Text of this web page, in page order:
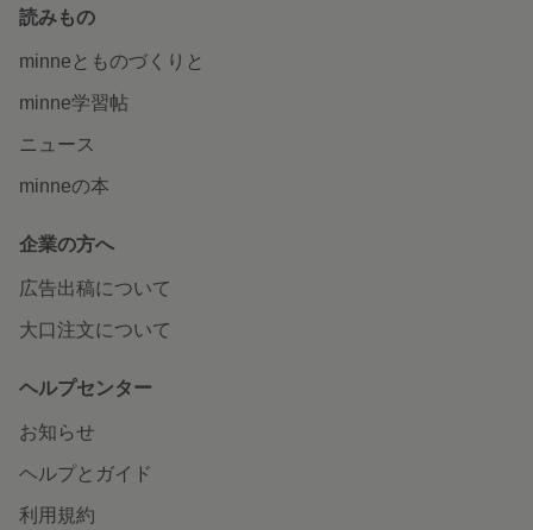
読みもの
minneとものづくりと
minne学習帖
ニュース
minneの本
企業の方へ
広告出稿について
大口注文について
ヘルプセンター
お知らせ
ヘルプとガイド
利用規約